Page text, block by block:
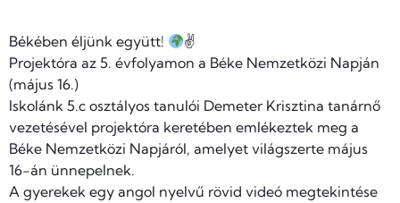
Békében éljünk együtt!
✌
Projektóra az 5. évfolyamon a Béke Nemzetközi Napján
(május 16.)
Iskolánk 5.c osztályos tanulói Demeter Krisztina tanárnő
vezetésével projektóra keretében emlékeztek meg a
Béke Nemzetközi Napjáról, amelyet világszerte május
16-án ünnepelnek.
A gyerekek egy angol nyelvű rövid videó megtekintése